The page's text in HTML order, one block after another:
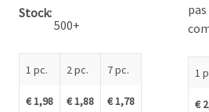
Stock
500+
1 pc.
€ 1,98
2 pc.
€ 1,88
7 pc.
€ 1,78
1
€